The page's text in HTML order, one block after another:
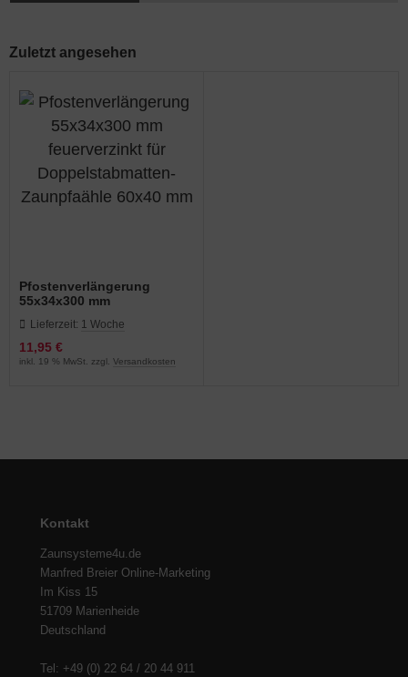
Zuletzt angesehen
Pfostenverlängerung
55x34x300 mm
Doppelstabmatten-
Zaunpfaähle 60x40 mm
Lieferzeit: 1 Woche
11,95 €
inkl. 19 % MwSt. zzgl. Versandkosten
Kontakt
Zaunsysteme4u.de
Manfred Breier Online-Marketing
Im Kiss 15
51709 Marienheide
Deutschland
Tel: +49 (0) 22 64 / 20 44 911